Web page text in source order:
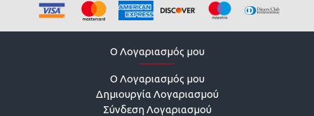
O Λογαριασμός μου
O Λογαριασμός μου
Δημιουργία Λογαριασμού
Σύνδεση Λογαριασμού